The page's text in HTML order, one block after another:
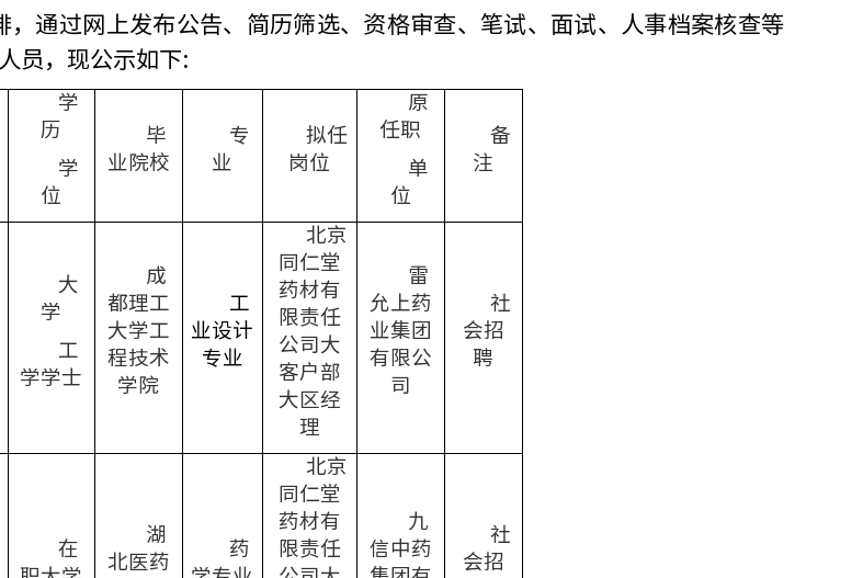
，通过网上发布公告、简历筛选、资格审查、笔试、面试、人事档案核查等
员，现公示如下:
学
历
学
位
毕
业院校
专
业
拟任
岗位
原
任职
单
位
备
注
大
学
工
学学士
成
都理工
大学工
程技术
学院
工
业设计
专业
北京
同仁堂
药材有
限责任
公司大
客户部
大区经
理
雷
允上药
业集团
有限公
司
社
会招
聘
在
湖
北医药
药
北京
同仁堂
药材有
限责任
九
信中药
社
会招